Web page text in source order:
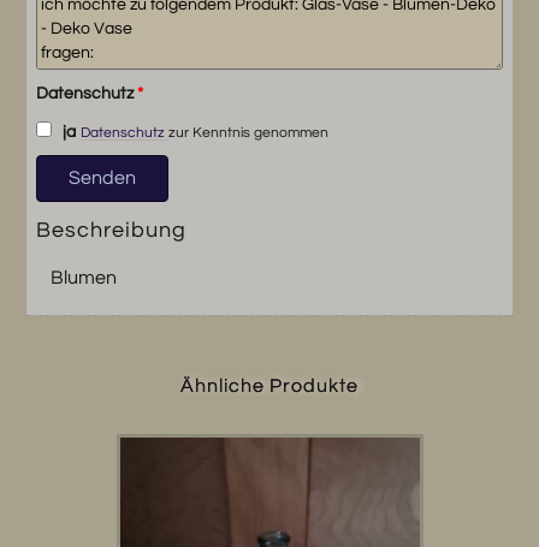
Datenschutz*
ja Datenschutz zur Kenntnis genommen
Beschreibung
Blumen
Ähnliche Produkte